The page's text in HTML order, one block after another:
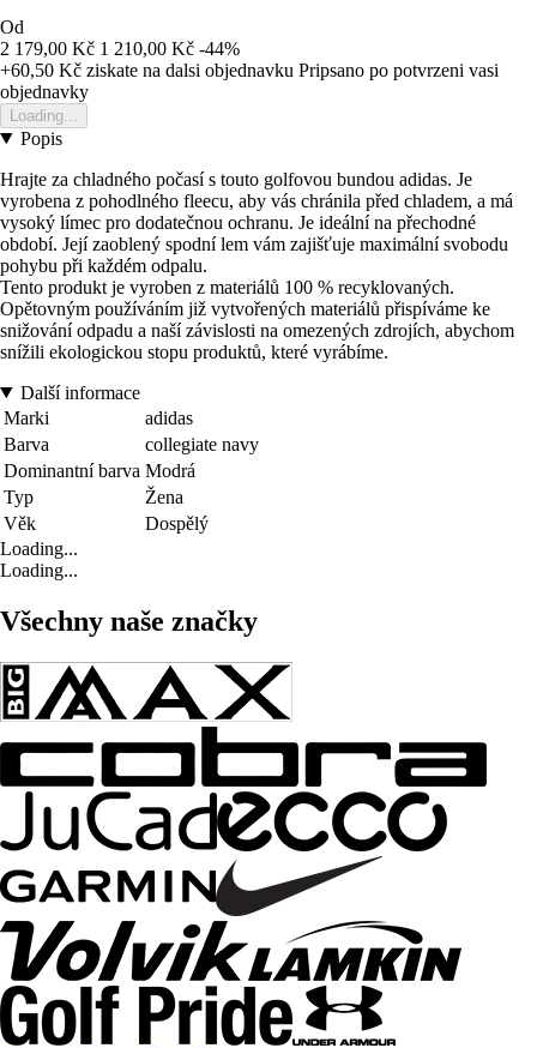
Od
2 179,00 Kč 1 210,00 Kč -44%
+60,50 Kč ziskate na dalsi objednavku Pripsano po potvrzeni vasi
objednavky
Loading...
Popis
Hrajte za chladného počasí s touto golfovou bundou adidas. Je
vyrobena z pohodlného fleecu, aby vás chránila před chladem, a má
vysoký límec pro dodatečnou ochranu. Je ideální na přechodné
období. Její zaoblený spodní lem vám zajišťuje maximální svobodu
pohybu při každém odpalu.
Tento produkt je vyroben z materiálů 100 % recyklovaných.
Opětovným používáním již vytvořených materiálů přispíváme ke
snižování odpadu a naší závislosti na omezených zdrojích, abychom
snížili ekologickou stopu produktů, které vyrábíme.
Další informace
Marki
adidas
Barva
collegiate navy
Dominantní barva Modrá
Typ
Žena
Věk
Dospělý
Loading...
Loading...
Všechny naše značky